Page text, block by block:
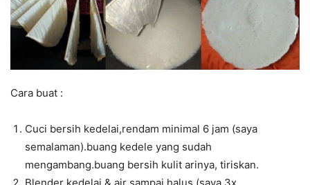
Cara buat :
Cuci bersih kedelai,rendam minimal 6 jam (saya
semalaman).buang kedele yang sudah
mengambang.buang bersih kulit arinya, tiriskan.